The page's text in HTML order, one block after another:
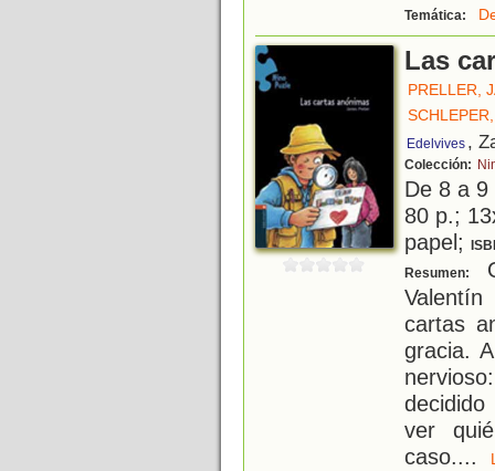
Temática:
Las
PRELLER,
Edelvives ,
Colección:
De 8 a
80 p.;
papel;
Resumen:
cartas
gracia.
ver
caso....